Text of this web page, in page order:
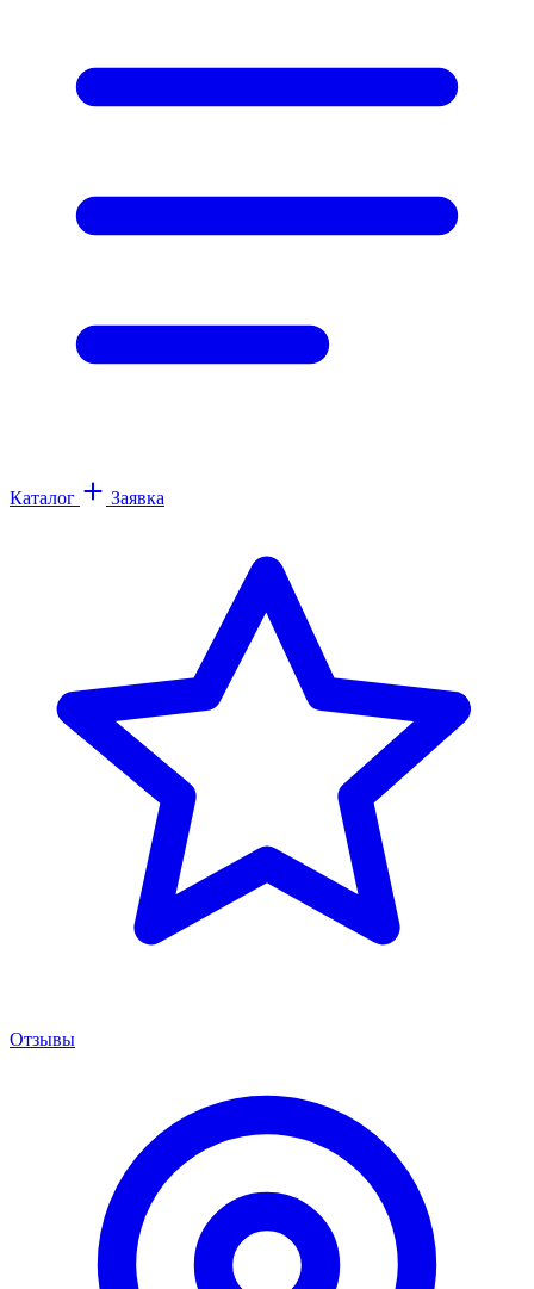
Каталог Заявка
Отзывы
Менеджер сервиса